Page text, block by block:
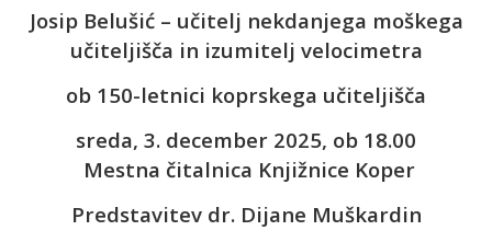
Josip Belušić – učitelj nekdanjega moškega
učiteljišča in izumitelj velocimetra
ob 150-letnici koprskega učiteljišča
sreda, 3. december 2025, ob 18.00
Mestna čitalnica Knjižnice Koper
Predstavitev dr. Dijane Muškardin